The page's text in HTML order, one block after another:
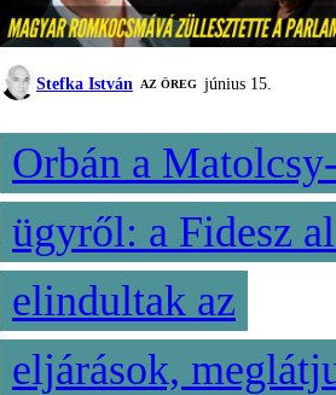
Stefka István AZ ÖREG június 15.
Orbán a
ügyről: a Fidesz
elindultak az
eljárások,